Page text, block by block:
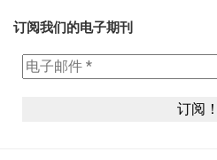
订阅我们的电子期刊